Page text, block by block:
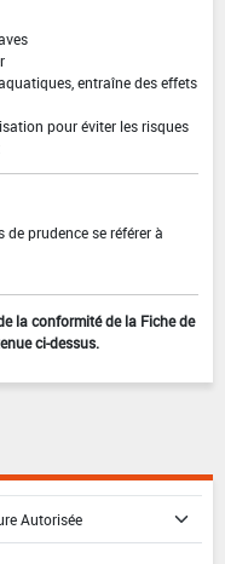
entraîne des effets
pour éviter les risques
prudence se référer à
la conformité de la Fiche de
ci-dessus.